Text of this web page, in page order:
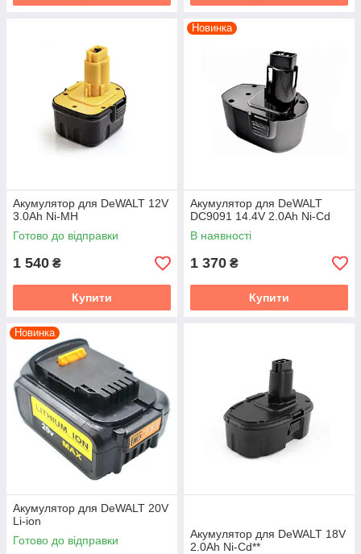
Акумулятор для DeWALT 12V
3.0Ah Ni-MH
Готово до відправки
1 540 ₴
Купити
Новинка
Акумулятор для DeWALT
DC9091 14.4V 2.0Ah Ni-Cd
В наявності
1 370 ₴
Купити
Новинка
Акумулятор для DeWALT 20V
Li-ion
Готово до відправки
Акумулятор для DeWALT 18V
2.0Ah Ni-Cd**